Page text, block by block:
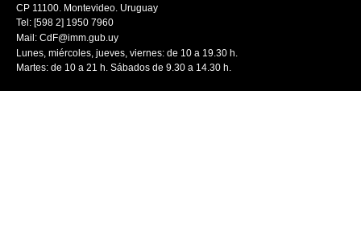
CP 11100. Montevideo. Uruguay
Tel: [598 2] 1950 7960
Mail: CdF@imm.gub.uy
Lunes, miércoles, jueves, viernes: de 10 a 19.30 h.
Martes: de 10 a 21 h. Sábados de 9.30 a 14.30 h.